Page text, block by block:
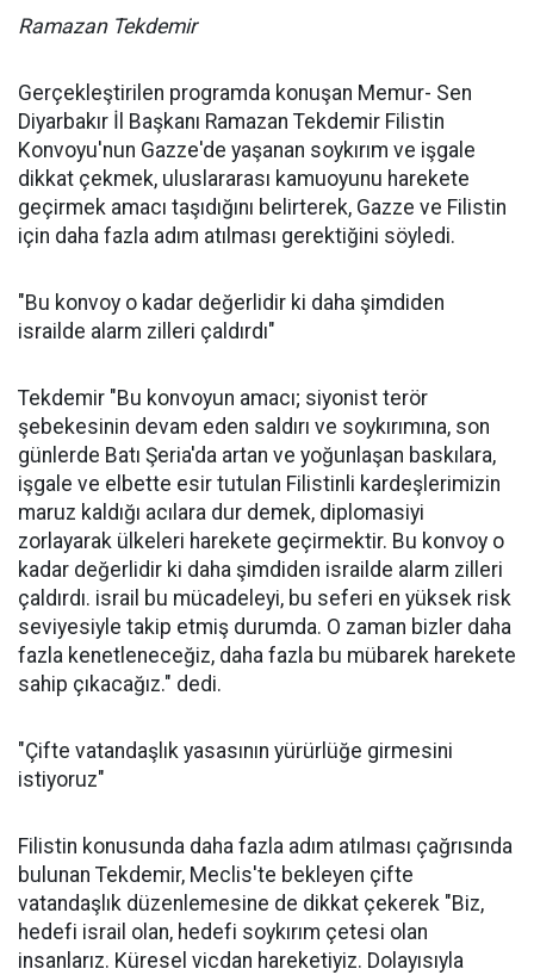
Ramazan Tekdemir
Gerçekleştirilen programda konuşan Memur- Sen
Diyarbakır İl Başkanı Ramazan Tekdemir Filistin
Konvoyu'nun Gazze'de yaşanan soykırım ve işgale
dikkat çekmek, uluslararası kamuoyunu harekete
geçirmek amacı taşıdığını belirterek, Gazze ve Filistin
için daha fazla adım atılması gerektiğini söyledi.
"Bu konvoy o kadar değerlidir ki daha şimdiden
israilde alarm zilleri çaldırdı"
Tekdemir "Bu konvoyun amacı; siyonist terör
şebekesinin devam eden saldırı ve soykırımına, son
günlerde Batı Şeria'da artan ve yoğunlaşan baskılara,
işgale ve elbette esir tutulan Filistinli kardeşlerimizin
maruz kaldığı acılara dur demek, diplomasiyi
zorlayarak ülkeleri harekete geçirmektir. Bu konvoy o
kadar değerlidir ki daha şimdiden israilde alarm zilleri
çaldırdı. israil bu mücadeleyi, bu seferi en yüksek risk
seviyesiyle takip etmiş durumda. O zaman bizler daha
fazla kenetleneceğiz, daha fazla bu mübarek harekete
sahip çıkacağız." dedi.
"Çifte vatandaşlık yasasının yürürlüğe girmesini
istiyoruz"
Filistin konusunda daha fazla adım atılması çağrısında
bulunan Tekdemir, Meclis'te bekleyen çifte
vatandaşlık düzenlemesine de dikkat çekerek "Biz,
hedefi israil olan, hedefi soykırım çetesi olan
insanlarız. Küresel vicdan hareketiyiz. Dolayısıyla